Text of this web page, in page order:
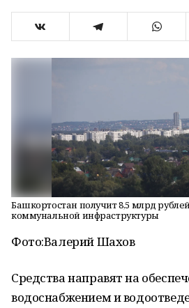
Башкортостан получит 8,5 млрд
коммунальной инфраструктуры
Фото:Валерий Шахов
Средства направят на
водоснабжением и